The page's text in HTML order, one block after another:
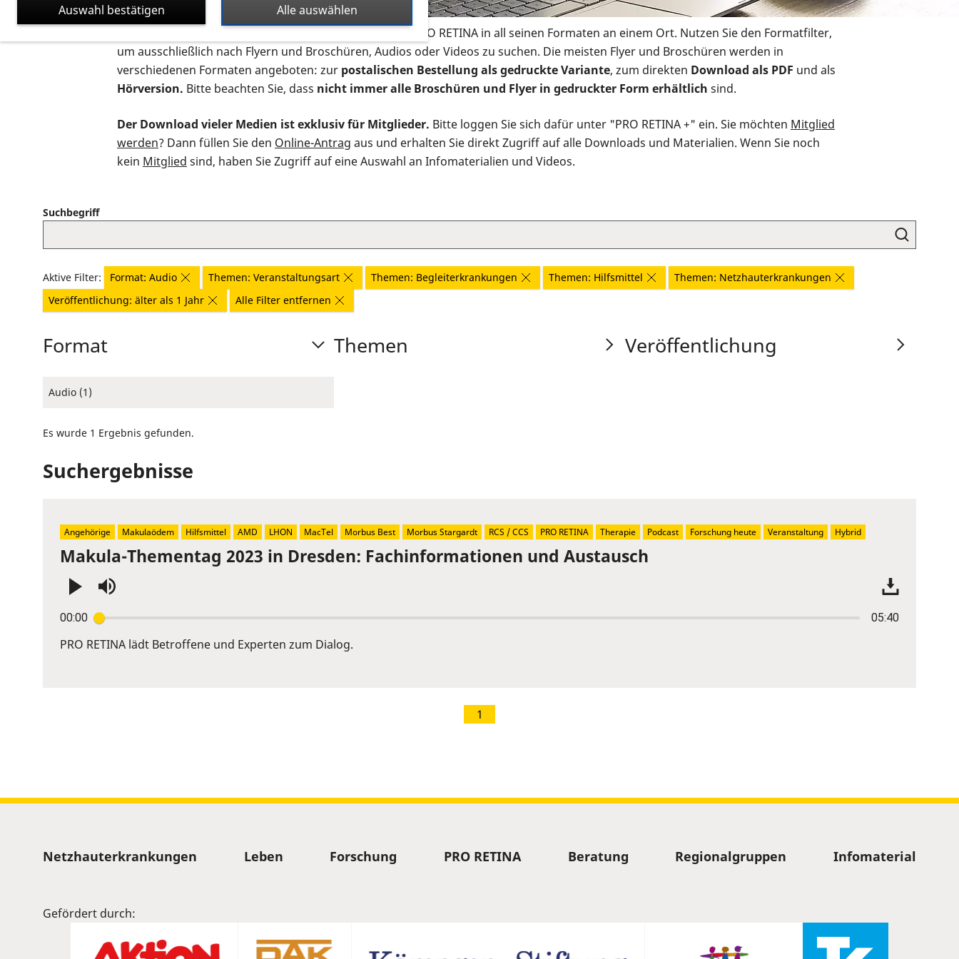
Auf dieser Seite finden Sie sämtliches Infomaterial der PRO RETINA in all seinen Formaten an einem Ort. Nutzen Sie den Formatfilter,
um ausschließlich nach Flyern und Broschüren, Audios oder Videos zu suchen. Die meisten Flyer und Broschüren werden in
verschiedenen Formaten angeboten: zur postalischen Bestellung als gedruckte Variante, zum direkten Download als PDF und als
Hörversion. Bitte beachten Sie, dass nicht immer alle Broschüren und Flyer in gedruckter Form erhältlich sind.
Der Download vieler Medien ist exklusiv für Mitglieder. Bitte loggen Sie sich dafür unter "PRO RETINA +" ein. Sie möchten Mitglied
werden? Dann füllen Sie den Online-Antrag aus und erhalten Sie direkt Zugriff auf alle Downloads und Materialien. Wenn Sie noch
kein Mitglied sind, haben Sie Zugriff auf eine Auswahl an Infomaterialien und Videos.
Suchbegriff
Aktive Filter: Format: Audio Themen: Veranstaltungsart Themen: Begleiterkrankungen Themen: Hilfsmittel
Themen: Netzhauterkrankungen
Veröffentlichung: älter als 1 Jahr
Alle Filter entfernen
Format
Audio (1)
Themen Veröffentlichung
Es wurde 1 Ergebnis gefunden.
Suchergebnisse
Makula-Thementag 2023 in Dresden: Fachinformationen und Austausch
00:00 05:40
Enter
or
PRO RETINA lädt Betroffene und Experten zum Dialog.
Angehörige Makulaödem Hilfsmittel AMD LHON MacTel Morbus Best Morbus Stargardt RCS / CCS PRO RETINA Therapie Podcast Forschung heute Veranstaltung Hybrid
1
Sitemap
Netzhauterkrankungen Leben Forschung PRO RETINA Beratung Regionalgruppen Infomaterial
Gefördert durch:
Alle auswählen
Auswahl bestätigen